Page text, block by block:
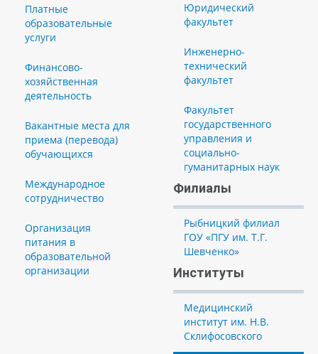
Платные
образовательные
услуги
Финансово-
хозяйственная
деятельность
Вакантные места для
приема (перевода)
обучающихся
Международное
сотрудничество
Организация
питания в
образовательной
организации
Юридический
факультет
Инженерно-
технический
факультет
Факультет
государственного
управления и
социально-
гуманитарных наук
Филиалы
Рыбницкий филиал
ГОУ «ПГУ им. Т.Г.
Шевченко»
Институты
Медицинский
институт им. Н.В.
Склифосовского